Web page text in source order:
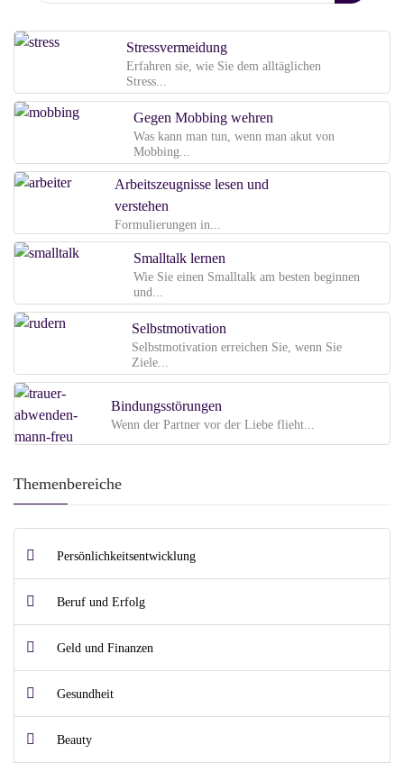
Stressvermeidung
Erfahren sie, wie Sie dem alltäglichen
Stress...
Gegen Mobbing wehren
Was kann man tun, wenn man akut von
Mobbing...
Arbeitszeugnisse lesen und
verstehen
Formulierungen in...
Smalltalk lernen
Wie Sie einen Smalltalk am besten beginnen
und...
Selbstmotivation
Selbstmotivation erreichen Sie, wenn Sie
Ziele...
Bindungsstörungen
Wenn der Partner vor der Liebe flieht...
Themenbereiche
Persönlichkeitsentwicklung
Beruf und Erfolg
Geld und Finanzen
Gesundheit
Beauty